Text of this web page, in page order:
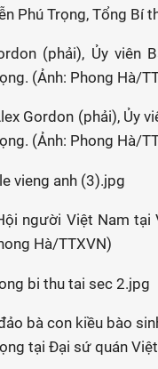
Phú Trọng, Tổng Bí
Gordon (phải), Ủy
(Ảnh: Phong Hà/
người Việt Nam tại
Hà/TTXVN)
bà con kiều bào
tại Đại sứ quán